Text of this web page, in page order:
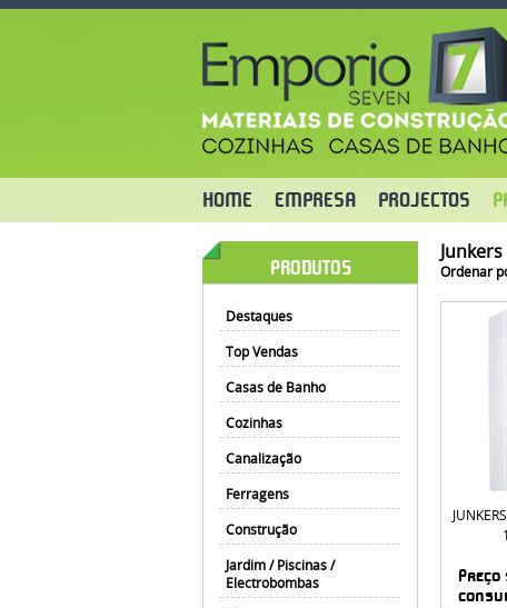
HOME EMPRESA PROJECTOS
PRODUTOS
Destaques
Top Vendas
Casas de Banho
Cozinhas
Canalização
Ferragens
Construção
Jardim / Piscinas /
Electrobombas
Junkers
Ordenar
Preço